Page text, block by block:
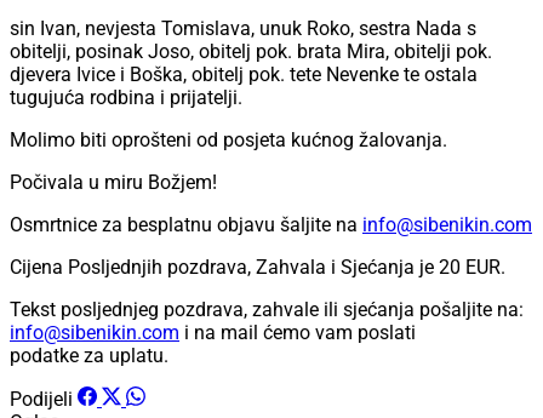
sin Ivan, nevjesta Tomislava, unuk Roko, sestra Nada s
obitelji, posinak Joso, obitelj pok. brata Mira, obitelji pok.
djevera Ivice i Boška, obitelj pok. tete Nevenke te ostala
tugujuća rodbina i prijatelji.
Molimo biti oprošteni od posjeta kućnog žalovanja.
Počivala u miru Božjem!
Osmrtnice za besplatnu objavu šaljite na info@sibenikin.com
Cijena Posljednjih pozdrava, Zahvala i Sjećanja je 20 EUR.
Tekst posljednjeg pozdrava, zahvale ili sjećanja pošaljite na:
info@sibenikin.com i na mail ćemo vam poslati
podatke za uplatu.
Podijeli